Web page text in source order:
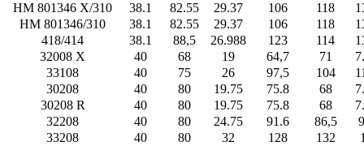
HM 801346 X/310
38.1 82.55 29.37 106 118
HM 801346/310
38.1 82.55 29.37 106 118
418/414
38.1 88,5 26.988 123 114
32008 X
40 68 19 64,7 71
33108
40 75 26 97,5 104
30208
40 80 19.75 75.8 68
30208 R
40 80 19.75 75.8 68
32208
40 80 24.75 91.6 86,5
33208
40 80 32 128 132